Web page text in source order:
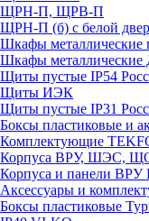
ЩРН-П, ЩРВ-П
ЩРН-П (б) с белой
Шкафы металлические
Шкафы
Щиты пустые IP54
Щиты ИЭК
Щиты пустые IP31
Боксы пластиковые и
Комплектующие
Корпуса ВРУ, ШЭС,
Корпуса и панели
Аксессуары и
Боксы пластиковые